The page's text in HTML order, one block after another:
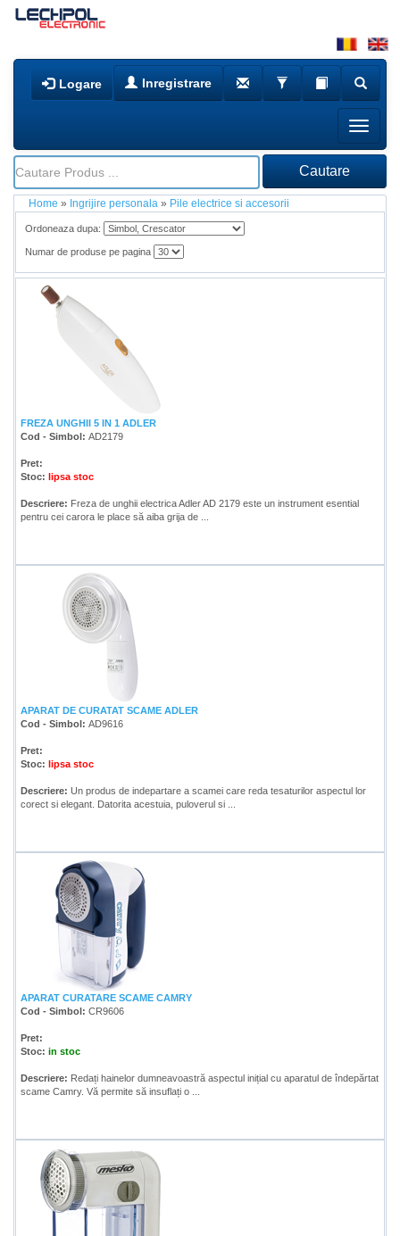
Logare Inregistrare
Home » Ingrijire personala » Pile electrice si accesorii
Ordoneaza dupa:
Numar de produse pe pagina
FREZA UNGHII 5 IN 1 ADLER
Cod - Simbol: AD2179
Pret:
Stoc: lipsa stoc
Descriere: Freza de unghii electrica Adler AD 2179 este un instrument esential
pentru cei carora le place să aiba grija de ...
APARAT DE CURATAT SCAME ADLER
Cod - Simbol: AD9616
Pret:
Stoc: lipsa stoc
Descriere: Un produs de indepartare a scamei care reda tesaturilor aspectul lor
corect si elegant. Datorita acestuia, puloverul si ...
APARAT CURATARE SCAME CAMRY
Cod - Simbol: CR9606
Pret:
Stoc: in stoc
Descriere: Redați hainelor dumneavoastră aspectul inițial cu aparatul de îndepărtat
scame Camry. Vă permite să insuflați o ...